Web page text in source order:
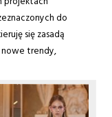
do
się zasadą
nowe trendy,